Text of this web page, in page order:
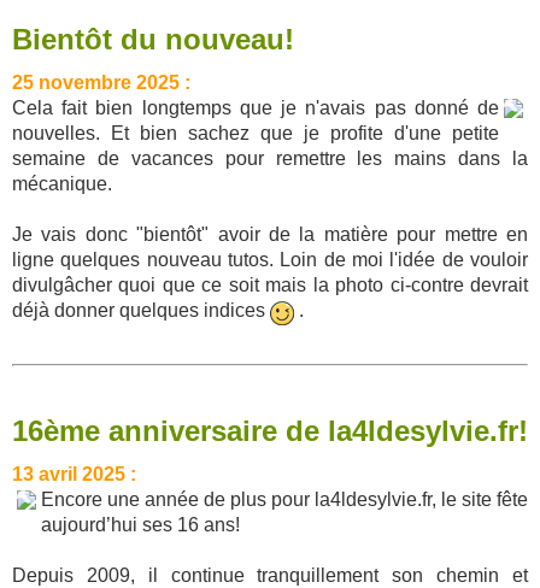
Bientôt du nouveau!
25 novembre 2025 :
Cela fait bien longtemps que je n'avais pas donné de
nouvelles. Et bien sachez que je profite d'une petite
semaine de vacances pour remettre les mains dans la
mécanique.
Je vais donc "bientôt" avoir de la matière pour mettre en
ligne quelques nouveau tutos. Loin de moi l'idée de vouloir
divulgâcher quoi que ce soit mais la photo ci-contre devrait
déjà donner quelques indices
.
16ème anniversaire de la4ldesylvie.fr!
13 avril 2025 :
Encore une année de plus pour la4ldesylvie.fr, le site fête
aujourd’hui ses 16 ans!
Depuis 2009, il continue tranquillement son chemin et